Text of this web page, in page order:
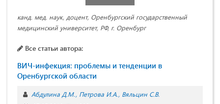
канд. мед. наук, доцент, Оренбургский государственный
медицинский университет, РФ, г. Оренбург
Все статьи автора:
ВИЧ-инфекция: проблемы и тенденции в
Оренбургской области
Абдулина Д.М. Петрова И.А. Вяльцин С.В.